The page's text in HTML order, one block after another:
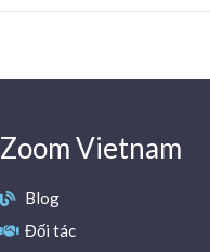
Zoom Vietnam
Blog
Đối tác